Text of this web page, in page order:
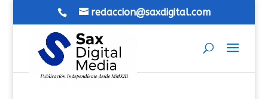
redaccion@saxdigital.com